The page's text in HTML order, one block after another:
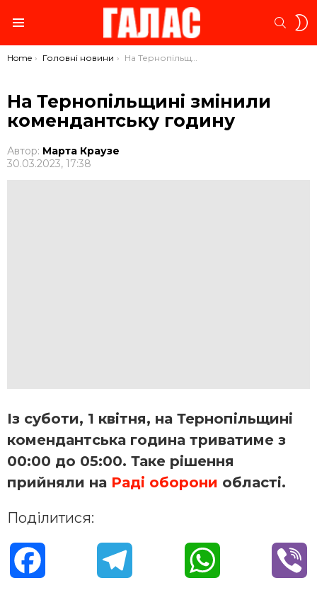
You are here:
Home Головні новини На Тернопільщині змінили комендантську годину
На Тернопільщині змінили
комендантську годину
Автор: Марта Краузе
30.03.2023, 17:38
Із суботи, 1 квітня, на Тернопільщині
комендантська година триватиме з
00:00 до 05:00. Таке рішення
прийняли на Раді оборони області.
Поділитися: